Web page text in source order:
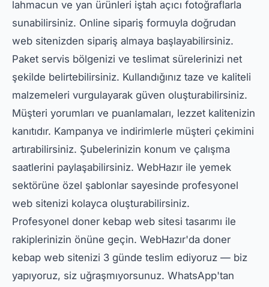
lahmacun ve yan ürünleri iştah açıcı fotoğraflarla
sunabilirsiniz. Online sipariş formuyla doğrudan
web sitenizden sipariş almaya başlayabilirsiniz.
Paket servis bölgenizi ve teslimat sürelerinizi net
şekilde belirtebilirsiniz. Kullandığınız taze ve kaliteli
malzemeleri vurgulayarak güven oluşturabilirsiniz.
Müşteri yorumları ve puanlamaları, lezzet kalitenizin
kanıtıdır. Kampanya ve indirimlerle müşteri çekimini
artırabilirsiniz. Şubelerinizin konum ve çalışma
saatlerini paylaşabilirsiniz. WebHazır ile yemek
sektörüne özel şablonlar sayesinde profesyonel
web sitenizi kolayca oluşturabilirsiniz.
Profesyonel doner kebap web sitesi tasarımı ile
rakiplerinizin önüne geçin. WebHazır'da doner
kebap web sitenizi 3 günde teslim ediyoruz — biz
yapıyoruz, siz uğraşmıyorsunuz. WhatsApp'tan